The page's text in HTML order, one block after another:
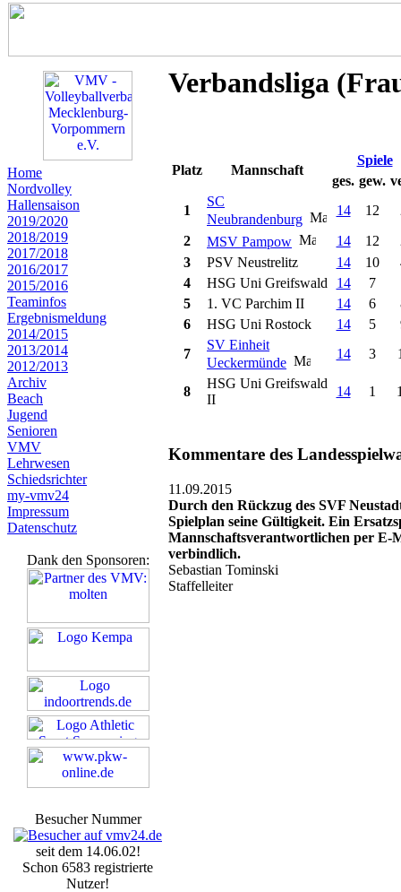
Home
Nordvolley
Hallensaison
2019/2020
2018/2019
2017/2018
2016/2017
2015/2016
Teaminfos
Ergebnismeldung
2014/2015
2013/2014
2012/2013
Archiv
Beach
Jugend
Senioren
VMV
Lehrwesen
Schiedsrichter
my-vmv24
Impressum
Datenschutz
Dank den Sponsoren:
Besucher Nummer
seit dem 14.06.02!
Schon 6583 registrierte
Nutzer!
Verbandsliga
Platz Mannschaft
Spiele
ges. gew.
1
SC
Neubrandenburg
14 12
2
MSV Pampow 14 12
3
PSV Neustrelitz 14 10
4
HSG Uni Greifswald 14 7
5
1. VC Parchim II 14 6
6
HSG Uni Rostock 14 5
7
SV Einheit
Ueckermünde
14 3
8
HSG Uni Greifswald
II
14 1
Kommentare des
11.09.2015
Durch den Rückzug des SVF
Spielplan seine Gültigkeit. Ein
Mannschaftsverantwortlichen per E-
verbindlich.
Sebastian Tominski
Staffelleiter